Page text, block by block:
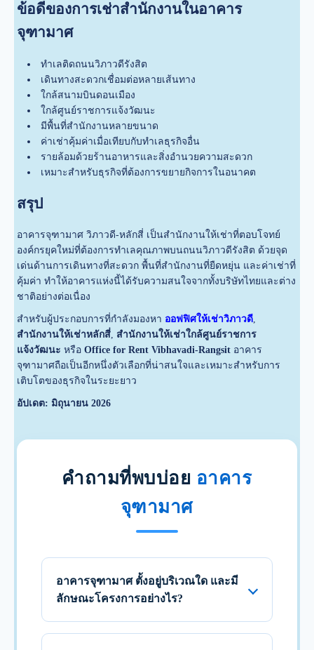
ข้อดีของการเช่าสำนักงานในอาคาร
จุฑามาศ
ทำเลติดถนนวิภาวดีรังสิต
เดินทางสะดวกเชื่อมต่อหลายเส้นทาง
ใกล้สนามบินดอนเมือง
ใกล้ศูนย์ราชการแจ้งวัฒนะ
มีพื้นที่สำนักงานหลายขนาด
ค่าเช่าคุ้มค่าเมื่อเทียบกับทำเลธุรกิจอื่น
รายล้อมด้วยร้านอาหารและสิ่งอำนวยความสะดวก
เหมาะสำหรับธุรกิจที่ต้องการขยายกิจการในอนาคต
สรุป
อาคารจุฑามาศ วิภาวดี-หลักสี่ เป็นสำนักงานให้เช่าที่ตอบโจทย์
องค์กรยุคใหม่ที่ต้องการทำเลคุณภาพบนถนนวิภาวดีรังสิต ด้วยจุด
เด่นด้านการเดินทางที่สะดวก พื้นที่สำนักงานที่ยืดหยุ่น และค่าเช่าที่
คุ้มค่า ทำให้อาคารแห่งนี้ได้รับความสนใจจากทั้งบริษัทไทยและต่าง
ชาติอย่างต่อเนื่อง
สำหรับผู้ประกอบการที่กำลังมองหา ออฟฟิศให้เช่าวิภาวดี,
สำนักงานให้เช่าหลักสี่, สำนักงานให้เช่าใกล้ศูนย์ราชการ
แจ้งวัฒนะ หรือOffice for Rent Vibhavadi-Rangsit อาคาร
จุฑามาศถือเป็นอีกหนึ่งตัวเลือกที่น่าสนใจและเหมาะสำหรับการ
เติบโตของธุรกิจในระยะยาว
อัปเดต: มิถุนายน 2026
คำถามที่พบบ่อย อาคาร
จุฑามาศ
อาคารจุฑามาศ ตั้งอยู่บริเวณใด และมี
ลักษณะโครงการอย่างไร?